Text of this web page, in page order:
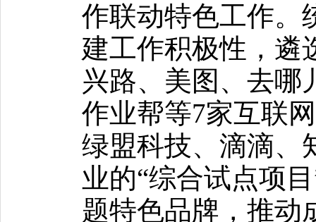
作联动特色工作。
建工作积极性，遴
兴路、美图、去哪
作业帮等7家互联
绿盟科技、滴滴、
业的“综合试点项
题特色品牌，推动